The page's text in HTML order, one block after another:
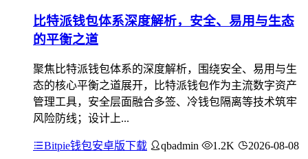
比特派钱包体系深度解析，安全、易用与生态
的平衡之道
聚焦比特派钱包体系的深度解析，围绕安全、易用与生
态的核心平衡之道展开，比特派钱包作为主流数字资产
管理工具，安全层面融合多签、冷钱包隔离等技术筑牢
风险防线；设计上...
Bitpie钱包安卓版下载 qbadmin 1.2K 2026-08-08